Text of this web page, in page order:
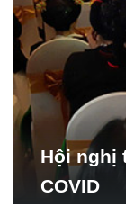
Hội nghị
COVID